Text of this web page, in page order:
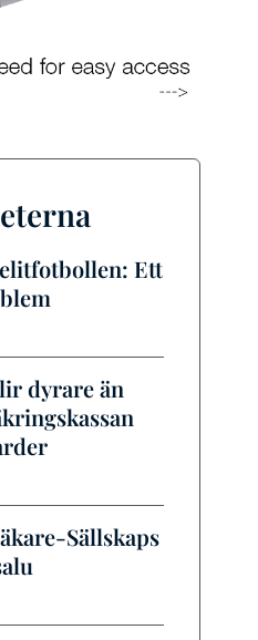
Ett
dyrare än
Sällskaps